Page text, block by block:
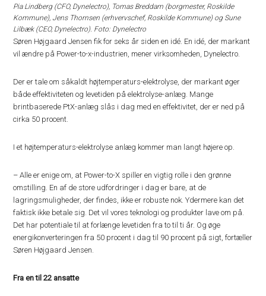
Pia Lindberg (CFO, Dynelectro), Tomas Breddam (borgmester, Roskilde
Kommune), Jens Thornsen (erhvervschef, Roskilde Kommune) og Sune
Lilbæk (CEO, Dynelectro). Foto: Dynelectro
Søren Højgaard Jensen fik for seks år siden en idé. En idé, der markant
vil ændre på Power-to-x-industrien, mener virksomheden, Dynelectro.
Der er tale om såkaldt højtemperaturs-elektrolyse, der markant øger
både effektiviteten og levetiden på elektrolyse-anlæg. Mange
brintbaserede PtX-anlæg slås i dag med en effektivitet, der er ned på
cirka 50 procent.
I et højtemperaturs-elektrolyse anlæg kommer man langt højere op.
– Alle er enige om, at Power-to-X spiller en vigtig rolle i den grønne
omstilling. En af de store udfordringer i dag er bare, at de
lagringsmuligheder, der findes, ikke er robuste nok. Ydermere kan det
faktisk ikke betale sig. Det vil vores teknologi og produkter lave om på.
Det har potentiale til at forlænge levetiden fra to til ti år. Og øge
energikonverteringen fra 50 procent i dag til 90 procent på sigt, fortæller
Søren Højgaard Jensen.
Fra en til 22 ansatte